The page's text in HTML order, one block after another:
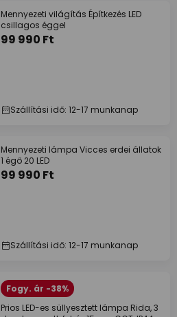
Mennyezeti világítás Építkezés LED
csillagos éggel
99 990 Ft
Szállítási idő: 12-17 munkanap
Mennyezeti lámpa Vicces erdei állatok
1 égő 20 LED
99 990 Ft
Szállítási idő: 12-17 munkanap
Fogy. ár -38%
Prios LED-es süllyesztett lámpa Rida, 3